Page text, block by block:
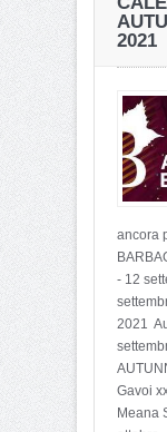
2021
ancora
- 12
2021
Gavoi
Meana